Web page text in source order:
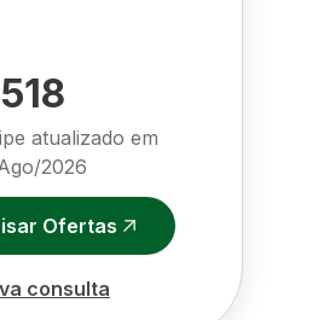
atualizado em
2026
Ofertas
consulta